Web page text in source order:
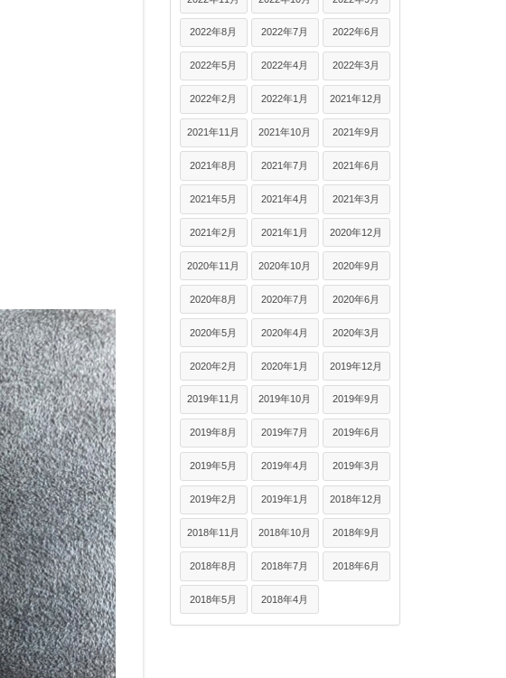
2022年8月 2022年7月 2022年6月
2022年5月 2022年4月 2022年3月
2022年2月 2022年1月 2021年12月
2021年11月 2021年10月 2021年9月
2021年8月 2021年7月 2021年6月
2021年5月 2021年4月 2021年3月
2021年2月 2021年1月 2020年12月
2020年11月 2020年10月 2020年9月
2020年8月 2020年7月 2020年6月
2020年5月 2020年4月 2020年3月
2020年2月 2020年1月 2019年12月
2019年11月 2019年10月 2019年9月
2019年8月 2019年7月 2019年6月
2019年5月 2019年4月 2019年3月
2019年2月 2019年1月 2018年12月
2018年11月 2018年10月 2018年9月
2018年8月 2018年7月 2018年6月
2018年5月 2018年4月